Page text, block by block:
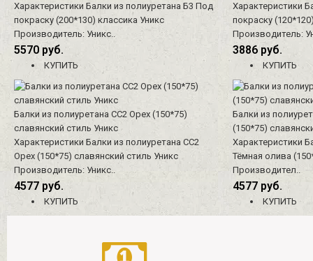
Характеристики Балки из полиуретана Б3 Под
покраску (200*130) классика Уникс
Производитель: Уникс..
5570 руб.
КУПИТЬ
Характеристики
покраску
Производитель:
3886 руб.
КУПИТЬ
Балки из полиуретана СС2 Орех (150*75)
славянский стиль Уникс
Характеристики Балки из полиуретана СС2
Орех (150*75) славянский стиль Уникс
Производитель: Уникс..
4577 руб.
КУПИТЬ
Балки из
(150*75)
Характеристики
Тёмная олива
Производител..
4577 руб.
КУПИТЬ